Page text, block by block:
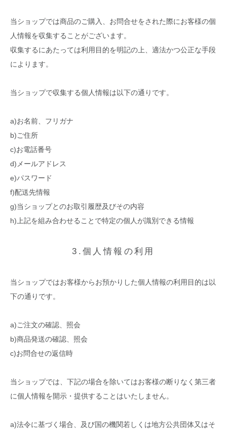
当ショップでは商品のご購入、お問合せをされた際にお客様の個
人情報を収集することがございます。
収集するにあたっては利用目的を明記の上、適法かつ公正な手段
によります。
当ショップで収集する個人情報は以下の通りです。
a)お名前、フリガナ
b)ご住所
c)お電話番号
d)メールアドレス
e)パスワード
f)配送先情報
g)当ショップとのお取引履歴及びその内容
h)上記を組み合わせることで特定の個人が識別できる情報
3.個人情報の利用
当ショップではお客様からお預かりした個人情報の利用目的は以
下の通りです。
a)ご注文の確認、照会
b)商品発送の確認、照会
c)お問合せの返信時
当ショップでは、下記の場合を除いてはお客様の断りなく第三者
に個人情報を開示・提供することはいたしません。
a)法令に基づく場合、及び国の機関若しくは地方公共団体又はそ